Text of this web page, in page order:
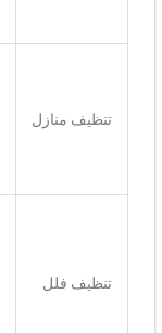
تنظيف منازل
تنظيف فلل